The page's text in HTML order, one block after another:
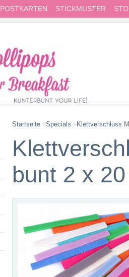
POSTKARTEN STICKMUSTER
Startseite »Specials »Klettverschluss
bunt 2 x